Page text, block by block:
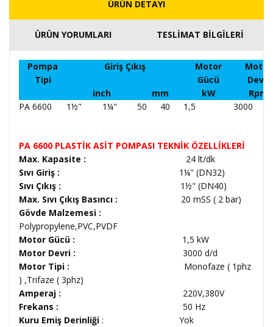
ÜRÜN DETAYI
ÜRÜN YORUMLARI TESLİMAT BİLGİLERİ
Pompa
Tipi
Giriş Çıkış
Motor
Gücü
Motor
Devri
inch
mm kW
Rpm
PA 6600
1½" 1¼" 50 40 1,5 3000
PA 6600 PLASTİK ASİT POMPASI TEKNİK ÖZELLİKLERİ
Max. Kapasite :
24 lt/dk
Sıvı Giriş :
1¼" (DN32)
Sıvı Çıkış :
1½" (DN40)
Max. Sıvı Çıkış Basıncı :
20 mSS ( 2 bar)
Gövde Malzemesi :
Polypropylene,PVC,PVDF
Motor Gücü :
1,5 kW
Motor Devri : 3000 d/d
Motor Tipi : Monofaze ( 1phz
) ,Trifaze ( 3phz)
Amperaj :
220V,380V
Frekans : 50 Hz
Kuru Emiş Derinliği : Yok